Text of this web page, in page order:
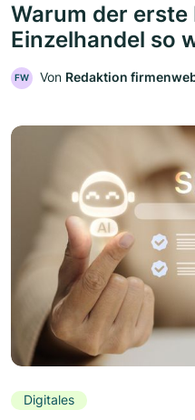
Warum der erste
Einzelhandel so
FW Von Redaktion
Digitales